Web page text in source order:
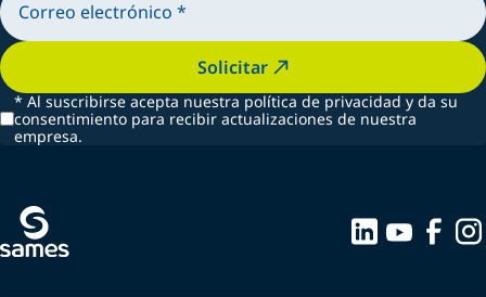
Solicitar
* Al suscribirse acepta nuestra política de privacidad y da su
consentimiento para recibir actualizaciones de nuestra
empresa.